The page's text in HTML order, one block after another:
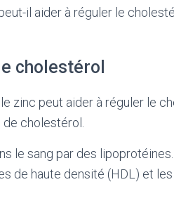
il aider à réguler le
cholestérol
zinc peut aider à réguler le
cholestérol.
le sang par des
de haute densité (HDL) et